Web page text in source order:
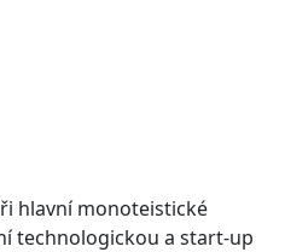
hlavní monoteistické
technologickou a start-up